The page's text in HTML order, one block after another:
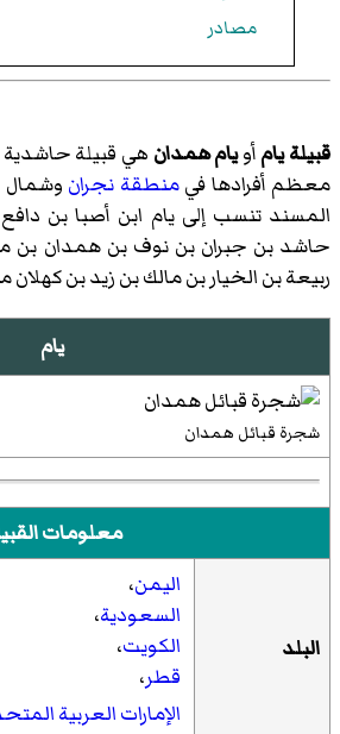
مصادر
قبيلة يامأويام همدان هي قبيلة حاشدية
معظم أفرادها فيمنطقة نجران وشمال
المسند تنسب إلى يام ابن أصبا بن
حاشد بن جبران بن نوف بن همدان بن
ربيعة بن الخيار بن مالك بن زيد بن كهلان
يام
شجرة قبائل همدان
معلومات
البلد
اليمن،
السعودية،
الكويت،
قطر،
الإمارات العربية